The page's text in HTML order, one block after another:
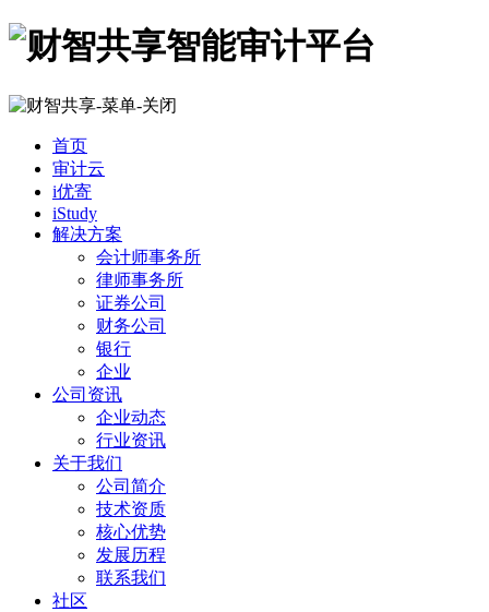
首页
审计云
i优寄
iStudy
解决方案
会计师事务所
律师事务所
证券公司
财务公司
银行
企业
公司资讯
企业动态
行业资讯
关于我们
公司简介
技术资质
核心优势
发展历程
联系我们
社区